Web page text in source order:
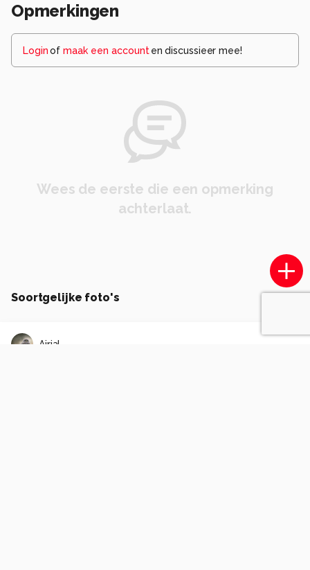
Opmerkingen
Loginof maak een account en discussieer mee!
Wees de eerste die een opmerking
achterlaat.
Soortgelijke foto's
Airial